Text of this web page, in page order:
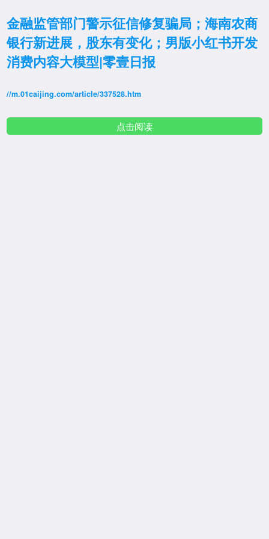
金融监管部门警示征信修复骗局；海南农商
银行新进展，股东有变化；男版小红书开发
消费内容大模型|零壹日报
//m.01caijing.com/article/337528.htm
点击阅读